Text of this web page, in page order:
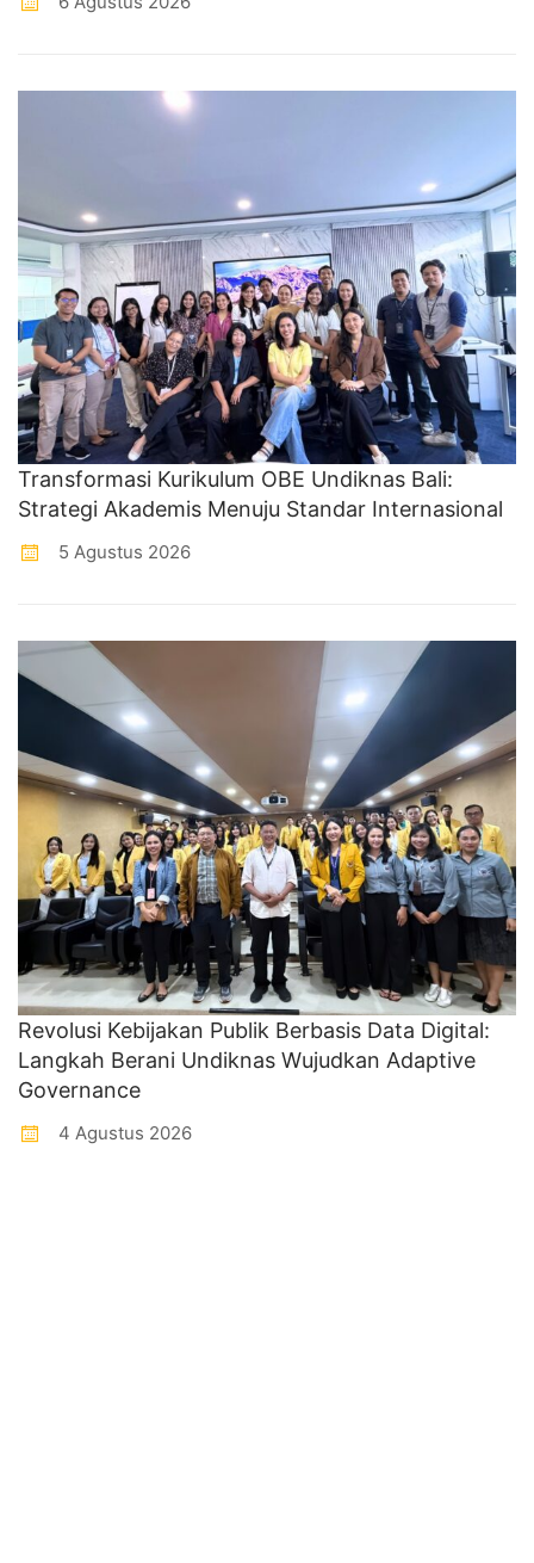
Transformasi Kurikulum OBE Undiknas Bali:
Strategi Akademis Menuju Standar Internasional
5 Agustus 2026
Revolusi Kebijakan Publik Berbasis Data Digital:
Langkah Berani Undiknas Wujudkan Adaptive
Governance
4 Agustus 2026